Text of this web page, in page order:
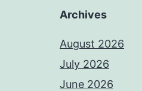
Archives
August 2026
July 2026
June 2026